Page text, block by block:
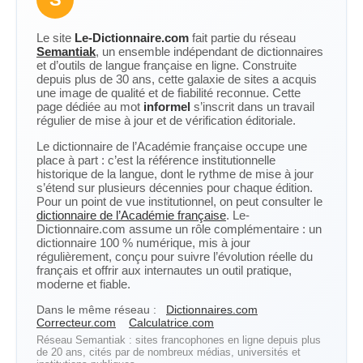
Le site Le-Dictionnaire.com fait partie du réseau
Semantiak, un ensemble indépendant de dictionnaires
et d’outils de langue française en ligne. Construite
depuis plus de 30 ans, cette galaxie de sites a acquis
une image de qualité et de fiabilité reconnue. Cette
page dédiée au mot informel s’inscrit dans un travail
régulier de mise à jour et de vérification éditoriale.
Le dictionnaire de l’Académie française occupe une
place à part : c’est la référence institutionnelle
historique de la langue, dont le rythme de mise à jour
s’étend sur plusieurs décennies pour chaque édition.
Pour un point de vue institutionnel, on peut consulter le
dictionnaire de l’Académie française. Le-
Dictionnaire.com assume un rôle complémentaire : un
dictionnaire 100 % numérique, mis à jour
régulièrement, conçu pour suivre l’évolution réelle du
français et offrir aux internautes un outil pratique,
moderne et fiable.
Dans le même réseau :
Dictionnaires.com
Correcteur.com
Calculatrice.com
Réseau Semantiak : sites francophones en ligne depuis plus
de 20 ans, cités par de nombreux médias, universités et